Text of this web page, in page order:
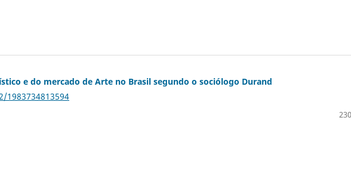
e do mercado de Arte no Brasil segundo o sociólogo Durand
1983734813594